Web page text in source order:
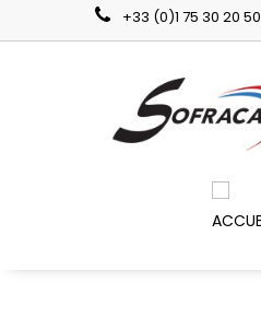
+33 (0)1 75 30 20 50